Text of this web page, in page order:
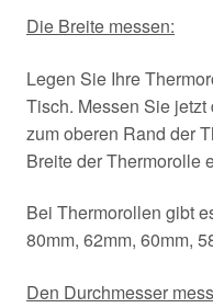
Die Breite messen:
Legen Sie Ihre
Tisch. Messen Sie
zum oberen Rand der
Breite der Thermorolle
Bei Thermorollen gibt
80mm, 62mm, 60mm,
Den Durchmesser